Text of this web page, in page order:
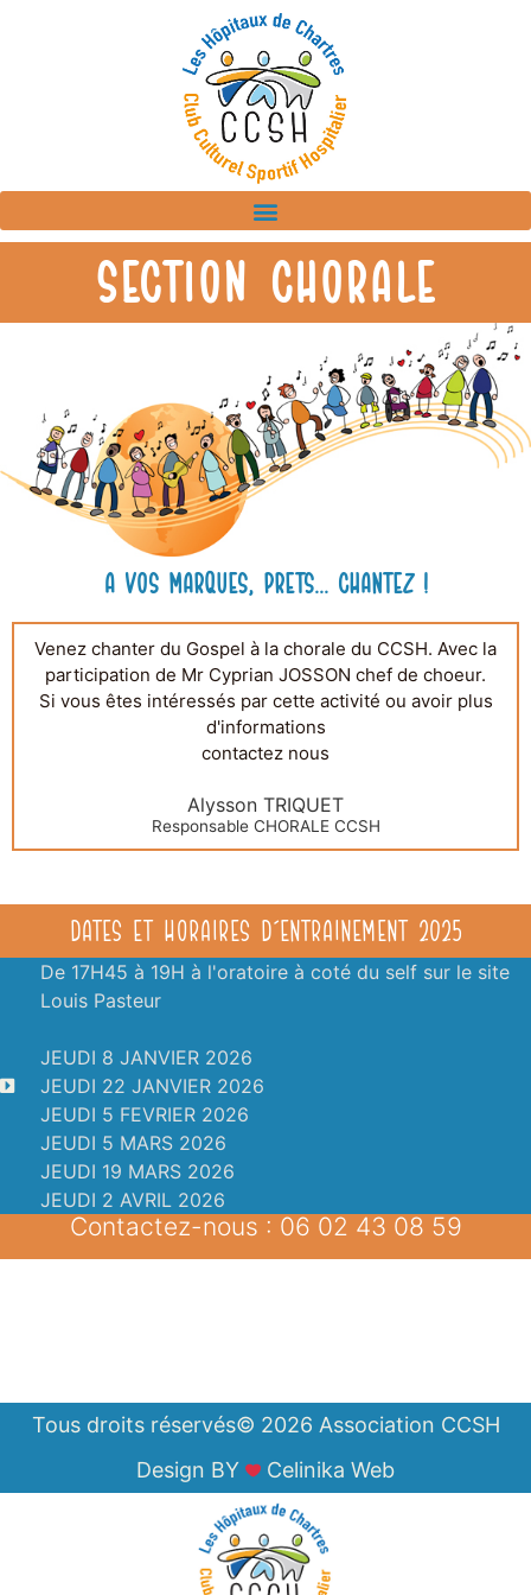
Section Chorale
A vos marques, prets... Chantez !
Venez chanter du Gospel à la chorale du CCSH. Avec la
participation de Mr Cyprian JOSSON chef de choeur.
Si vous êtes intéressés par cette activité ou avoir plus
d'informations
contactez nous
Alysson TRIQUET
Responsable CHORALE CCSH
DATES ET HORAIRES D'ENTRAINEMENT 2025
De 17H45 à 19H à l'oratoire à coté du self sur le site
Louis Pasteur
JEUDI 8 JANVIER 2026
JEUDI 22 JANVIER 2026
JEUDI 5 FEVRIER 2026
JEUDI 5 MARS 2026
JEUDI 19 MARS 2026
JEUDI 2 AVRIL 2026
Contactez-nous : 06 02 43 08 59
Tous droits réservés© 2026 Association CCSH
Design BY
Celinika Web